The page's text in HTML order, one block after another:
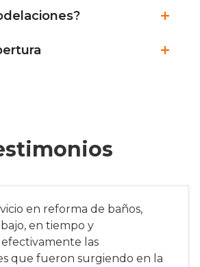
en reforma de baños,
en tiempo y
las
que fueron surgiendo en la